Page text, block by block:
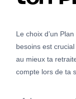
Le choix d’un
besoins est
au mieux ta
compte lors de ta